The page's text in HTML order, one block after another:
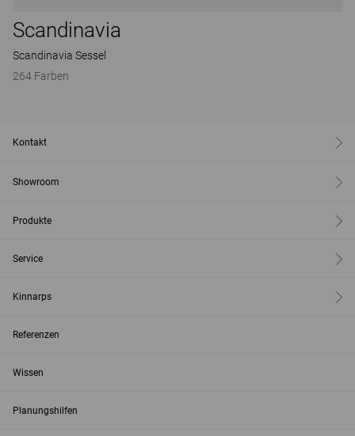
Scandinavia
Scandinavia Sessel
264 Farben
Kontakt
Showroom
Produkte
Service
Kinnarps
Referenzen
Wissen
Planungshilfen